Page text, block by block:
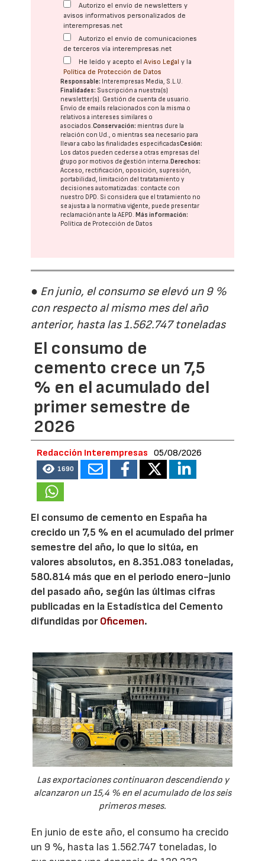
Autorizo el envío de newsletters y
avisos informativos personalizados de
interempresas.net
Autorizo el envío de comunicaciones
de terceros vía interempresas.net
He leído y acepto elAviso Legal y la
Política de Protección de Datos
Responsable: Interempresas Media, S.L.U.
Finalidades: Suscripción a nuestra(s)
newsletter(s). Gestión de cuenta de usuario.
Envío de emails relacionados con la misma o
relativos a intereses similares o
asociados.Conservación: mientras dure la
relación con Ud., o mientras sea necesario para
llevar a cabo las finalidades especificadasCesión:
Los datos pueden cederse a otras empresas del
grupo por motivos de gestión interna.Derechos:
Acceso, rectificación, oposición, supresión,
portabilidad, limitación del tratatamiento y
decisiones automatizadas: contacte con
nuestro DPD. Si considera que el tratamiento no
se ajusta a la normativa vigente, puede presentar
reclamación ante laAEPD.Más información:
Política de Protección de Datos
● En junio, el consumo se elevó un 9 %
con respecto al mismo mes del año
anterior, hasta las 1.562.747 toneladas
El consumo de
cemento crece un 7,5
% en el acumulado del
primer semestre de
2026
Redacción Interempresas 05/08/2026
1690
El consumo de cemento en España ha
crecido un 7,5 % en el acumulado del primer
semestre del año, lo que lo sitúa, en
valores absolutos, en 8.351.083 toneladas,
580.814 más que en el periodo enero-junio
del pasado año, según las últimas cifras
publicadas en la Estadística del Cemento
difundidas porOficemen.
Las exportaciones continuaron descendiendo y
alcanzaron un 15,4 % en el acumulado de los seis
primeros meses.
En junio de este año, el consumo ha crecido
un 9 %, hasta las 1.562.747 toneladas, lo